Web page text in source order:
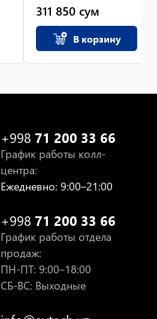
311 850 сум
В корзину
+998 71 200 33 66
График работы колл-
центра:
Ежедневно: 9:00–21:00
+998 71 200 33 66
График работы отдела
продаж:
ПН-ПТ: 9:00–18:00
СБ-ВС: Выходные